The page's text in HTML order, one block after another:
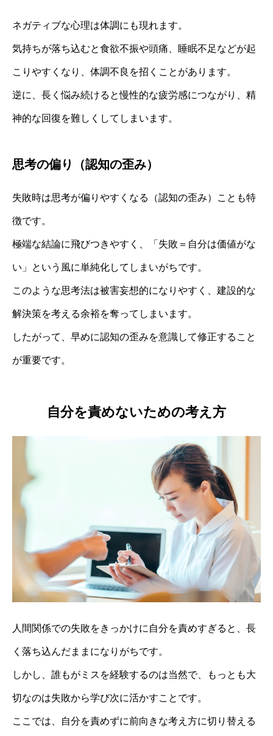
ネガティブな心理は体調にも現れます。
気持ちが落ち込むと食欲不振や頭痛、睡眠不足などが起
こりやすくなり、体調不良を招くことがあります。
逆に、長く悩み続けると慢性的な疲労感につながり、精
神的な回復を難しくしてしまいます。
思考の偏り（認知の歪み）
失敗時は思考が偏りやすくなる（認知の歪み）ことも特
徴です。
極端な結論に飛びつきやすく、「失敗＝自分は価値がな
い」という風に単純化してしまいがちです。
このような思考法は被害妄想的になりやすく、建設的な
解決策を考える余裕を奪ってしまいます。
したがって、早めに認知の歪みを意識して修正すること
が重要です。
自分を責めないための考え方
人間関係での失敗をきっかけに自分を責めすぎると、長
く落ち込んだままになりがちです。
しかし、誰もがミスを経験するのは当然で、もっとも大
切なのは失敗から学び次に活かすことです。
ここでは、自分を責めずに前向きな考え方に切り替える